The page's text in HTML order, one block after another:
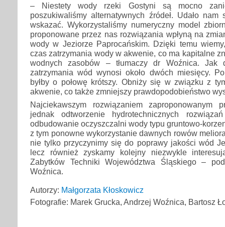
– Niestety wody rzeki Gostyni są mocno
poszukiwaliśmy alternatywnych źródeł. Udało
wskazać. Wykorzystaliśmy numeryczny model
proponowane przez nas rozwiązania wpłyną na
wody w Jeziorze Paprocańskim. Dzięki temu
czas zatrzymania wody w akwenie, co ma kapitalne
wodnych zasobów – tłumaczy dr Woźnica. Jak
zatrzymania wód wynosi około dwóch miesięcy.
byłby o połowę krótszy. Obniży się w związku z
akwenie, co także zmniejszy prawdopodobieństwo
Najciekawszym rozwiązaniem zaproponowanym
jednak odtworzenie hydrotechnicznych
odbudowanie oczyszczalni wody typu gruntowo-
z tym ponowne wykorzystanie dawnych rowów
nie tylko przyczynimy się do poprawy jakości wód
lecz również zyskamy kolejny niezwykle
Zabytków Techniki Województwa Śląskiego –
Woźnica.
Autorzy: Małgorzata Kłoskowicz
Fotografie: Marek Grucka, Andrzej Woźnica, Bartosz